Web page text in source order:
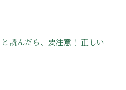
読んだら、要注意！ 正しい